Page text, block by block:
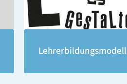
Lehrerbildungsmodell